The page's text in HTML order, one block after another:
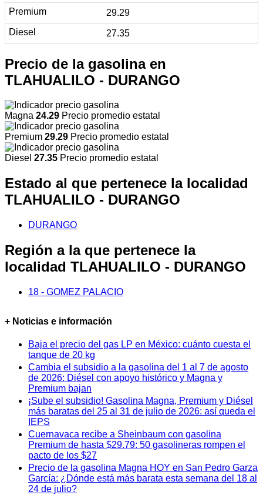
29.29
27.35
Precio de la gasolina en
TLAHUALILO - DURANGO
Magna 24.29 Precio promedio estatal
Premium 29.29 Precio promedio estatal
Diesel 27.35 Precio promedio estatal
Estado al que pertenece la localidad
TLAHUALILO - DURANGO
DURANGO
Región a la que pertenece la
localidad TLAHUALILO - DURANGO
18 - GOMEZ PALACIO
+ Noticias e información
Baja el precio del gas LP en México: cuánto cuesta el
tanque de 20 kg
Cambia el subsidio a la gasolina del 1 al 7 de agosto
de 2026: Diésel con apoyo histórico y Magna y
Premium bajan
¡Sube el subsidio! Gasolina Magna, Premium y Diésel
más baratas del 25 al 31 de julio de 2026: así queda el
IEPS
Cuernavaca recibe a Sheinbaum con gasolina
Premium de hasta $29.79: 50 gasolineras rompen el
pacto de los $27
Precio de la gasolina Magna HOY en San Pedro Garza
García: ¿Dónde está más barata esta semana del 18 al
24 de julio?